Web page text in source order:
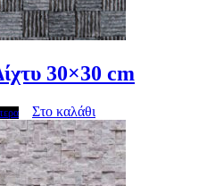
30×30 cm
Στο καλάθι